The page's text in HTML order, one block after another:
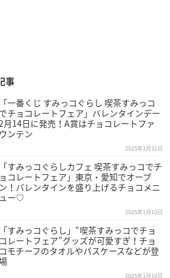
事
「一番くじ すみっコぐらし 喫茶すみっコ
でチョコレートフェア」バレンタインデー
月14日に発売！A賞はチョコレートファ
ウンテン
2025年1月31日
「すみっコぐらしカフェ 喫茶すみっコでチ
ョコレートフェア」東京・愛知でオープ
ン！バレンタインを盛り上げるチョコメニ
ュー♡
2025年1月10日
「すみっコぐらし」“喫茶すみっコでチョ
コレートフェア”グッズが可愛すぎ！チョ
コモチーフのタオルやパスケースなどが登
2025年1月10日